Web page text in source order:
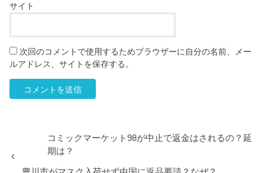
サイト
次回のコメントで使用するためブラウザーに自分の名前、メー
ルアドレス、サイトを保存する。
コミックマーケット98が中止で返金はされるの？延
期は？